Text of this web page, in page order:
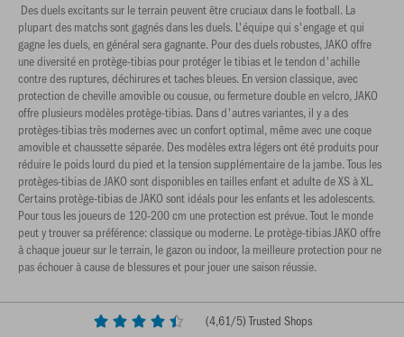
Des duels excitants sur le terrain peuvent être cruciaux dans le football. La
plupart des matchs sont gagnés dans les duels. L'équipe qui s'engage et qui
gagne les duels, en général sera gagnante. Pour des duels robustes, JAKO offre
une diversité en protège-tibias pour protéger le tibias et le tendon d'achille
contre des ruptures, déchirures et taches bleues. En version classique, avec
protection de cheville amovible ou cousue, ou fermeture double en velcro, JAKO
offre plusieurs modèles protège-tibias. Dans d'autres variantes, il y a des
protèges-tibias très modernes avec un confort optimal, même avec une coque
amovible et chaussette séparée. Des modèles extra légers ont été produits pour
réduire le poids lourd du pied et la tension supplémentaire de la jambe. Tous les
protèges-tibias de JAKO sont disponibles en tailles enfant et adulte de XS à XL.
Certains protège-tibias de JAKO sont idéals pour les enfants et les adolescents.
Pour tous les joueurs de 120-200 cm une protection est prévue. Tout le monde
peut y trouver sa préférence: classique ou moderne. Le protège-tibias JAKO offre
à chaque joueur sur le terrain, le gazon ou indoor, la meilleure protection pour ne
pas échouer à cause de blessures et pour jouer une saison réussie.
(4,61/5) Trusted Shops